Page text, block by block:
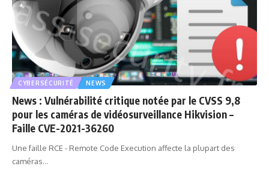
CYBERSÉCURITÉ NEWS
News : Vulnérabilité critique notée par le CVSS 9,8
pour les caméras de vidéosurveillance Hikvision –
Faille CVE-2021-36260
Une faille RCE - Remote Code Execution affecte la plupart des
caméras…